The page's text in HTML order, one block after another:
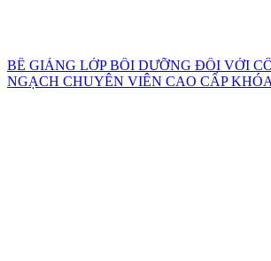
BẾ GIẢNG LỚP BỒI DƯỠNG ĐỐI VỚI
NGẠCH CHUYÊN VIÊN CAO CẤP